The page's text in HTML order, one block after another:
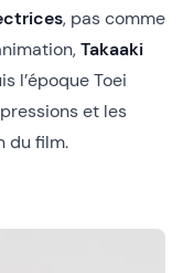
, pas comme
Takaaki
l’époque Toei
et les
du film.